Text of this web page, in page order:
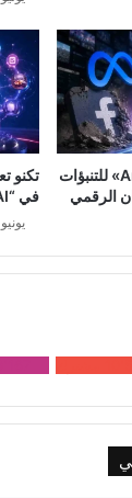
ميتا تطور تطبيق «Arena» للتنبؤات
الرقمي
تكنو
في “EllaClaw AI” مع 40 مهارة
يونيو 27, 2026